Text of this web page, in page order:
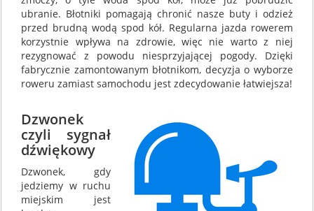
ubranie. Błotniki pomagają chronić nasze buty i odzież
przed brudną wodą spod kół. Regularna jazda rowerem
korzystnie wpływa na zdrowie, więc nie warto z niej
rezygnować z powodu niesprzyjającej pogody. Dzięki
fabrycznie zamontowanym błotnikom, decyzja o wyborze
roweru zamiast samochodu jest zdecydowanie łatwiejsza!
Dzwonek
czyli sygnał
dźwiękowy
Dzwonek, gdy
jedziemy w ruchu
miejskim jest